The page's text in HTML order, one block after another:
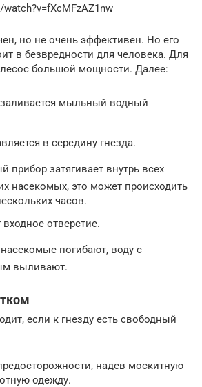
но не очень эффективен. Но его
в безвредности для человека. Для
большой мощности. Далее:
мыльный водный
в середину гнезда.
прибор затягивает внутрь всех
насекомых, это может происходить
часов.
отверстие.
погибают, воду с
выливают.
если к гнезду есть свободный
надев москитную
одежду.